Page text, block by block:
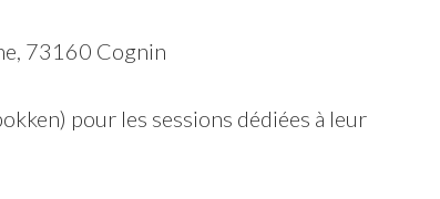
73160 Cognin
pour les sessions dédiées à leur